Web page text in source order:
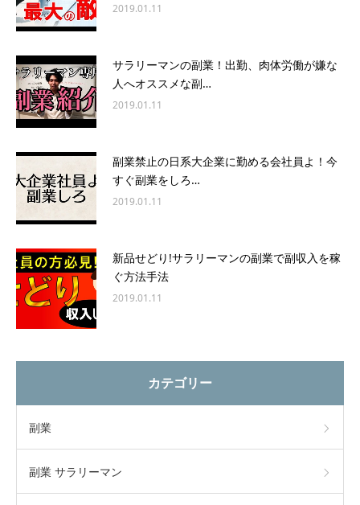
2019.01.11
サラリーマンの副業！出勤、肉体労働が嫌な
人へオススメな副…
2019.01.11
副業禁止の日系大企業に勤める会社員よ！今
すぐ副業をしろ…
2019.01.11
新品せどり!サラリーマンの副業で副収入を稼
ぐ方法手法
2019.01.11
カテゴリー
副業
副業 サラリーマン